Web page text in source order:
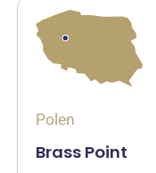
Polen
Brass Point